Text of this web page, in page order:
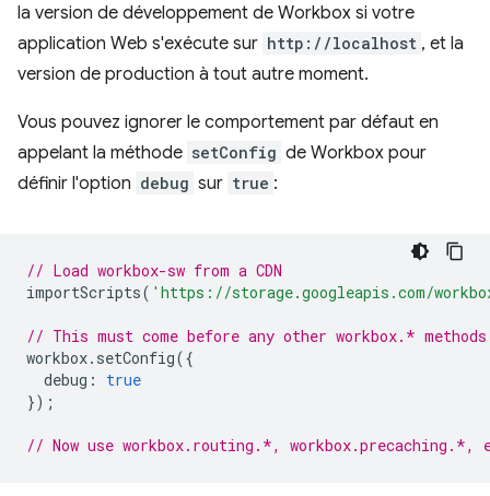
la version de développement de Workbox si votre
application Web s'exécute sur http://localhost , et la
version de production à tout autre moment.
Vous pouvez ignorer le comportement par défaut en
appelant la méthode setConfig de Workbox pour
définir l'option debug sur true :
// Load workbox-sw from a CDN
importScripts( 'https://storage.googleapis.com/
// This must come before any other workbox.*
workbox. setConfig({
debug :
true
});
// Now use workbox.routing.*, workbox.precaching.*,